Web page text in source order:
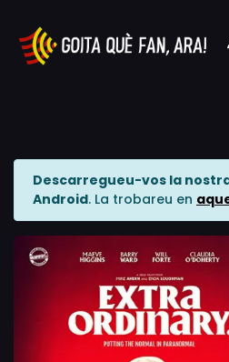
Descarregueu-vos la
Android. La trobareu en